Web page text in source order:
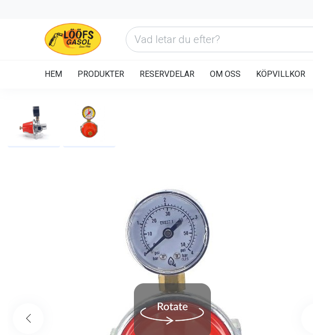
HEM PRODUKTER RESERVDELAR OM OSS KÖPVILLKOR